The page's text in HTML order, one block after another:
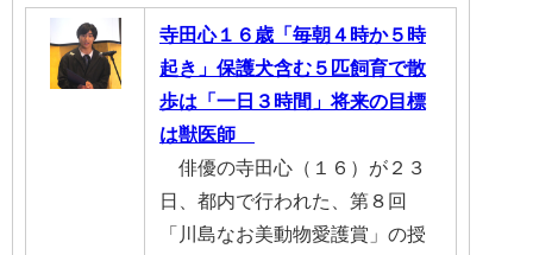
寺田心１６歳「毎朝４時か５時
起き」保護犬含む５匹飼育で散
歩は「一日３時間」将来の目標
は獣医師
俳優の寺田心（１６）が２３
日、都内で行われた、第８回
「川島なお美動物愛護賞」の授